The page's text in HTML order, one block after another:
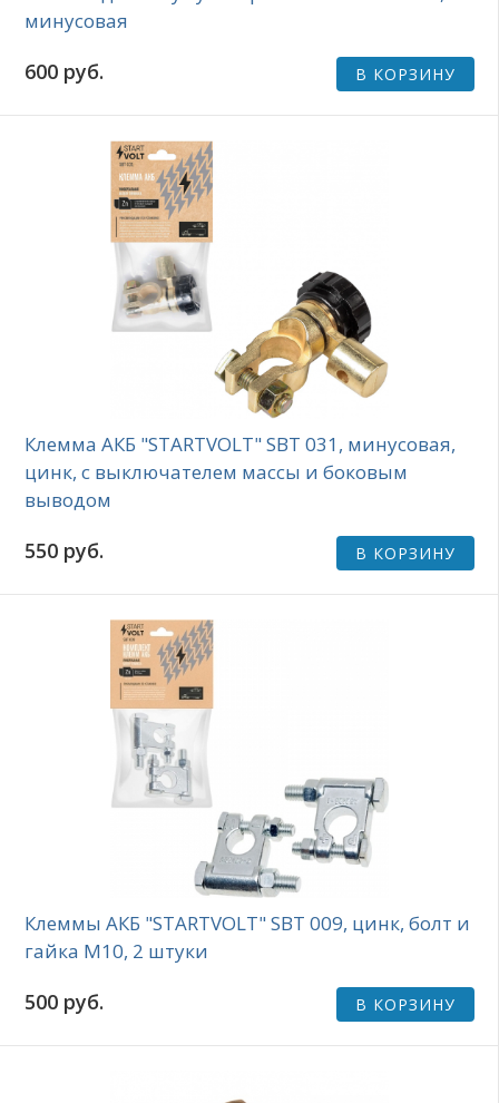
минусовая
600 руб. В КОРЗИНУ
Клемма АКБ "STARTVOLT" SBT 031, минусовая,
цинк, с выключателем массы и боковым
выводом
550 руб. В КОРЗИНУ
Клеммы АКБ "STARTVOLT" SBT 009, цинк, болт и
гайка M10, 2 штуки
500 руб. В КОРЗИНУ